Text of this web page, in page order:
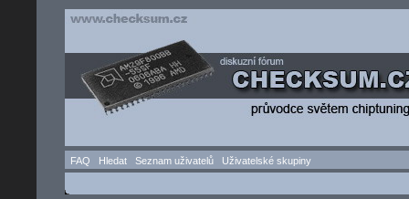
FAQ Hledat Seznam uživatelů Uživatelské skupiny